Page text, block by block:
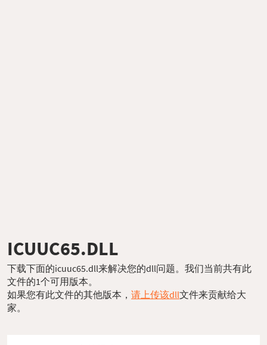
ICUUC65.DLL
下载下面的icuuc65.dll来解决您的dll问题。我们当前共有此
文件的1个可用版本。
如果您有此文件的其他版本， 请上传该dll文件来贡献给大
家。